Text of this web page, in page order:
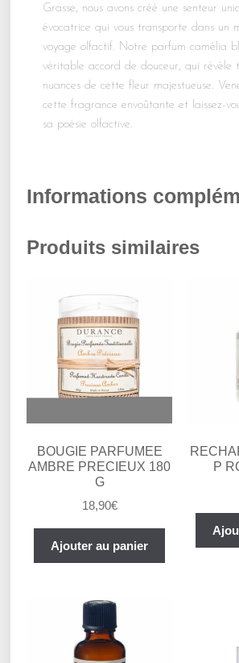
Grasse, nous avons créé une senteur
évocatrice qui vous transporte dans un
voyage olfactif. Notre parfum camélia
véritable accord de douceur, qui révèle
nuances de cette fleur majestueuse.
cette fragrance envoûtante et laissez-
sa poésie olfactive.
Informations
Produits similaires
BOUGIE PARFUMEE
AMBRE PRECIEUX 180
G
18,90€
Ajouter au panier
P